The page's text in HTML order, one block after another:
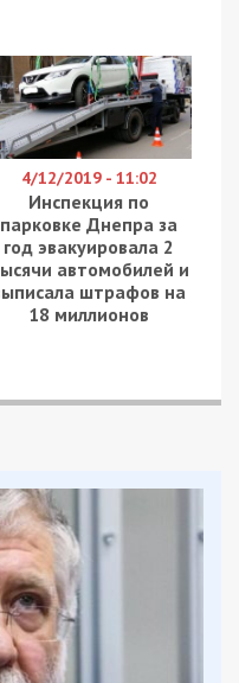
та ящиками овочів
коли виє
облаштували
та поставили
будинку, в якому ми
жителів».
радо запрошує до
це був звичаний
укриття:«24
то я кинув кліч
що ми зробили —
були захаращені ще
і зробили проходи в
бути… Зробили
є завжди ключ і вона